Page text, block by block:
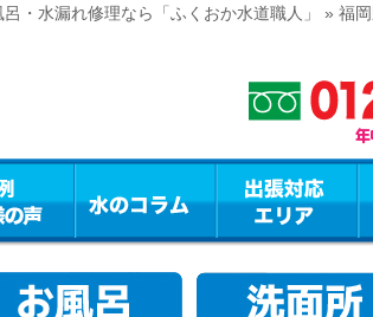
・水漏れ修理なら「ふくおか水道職人」 » 福